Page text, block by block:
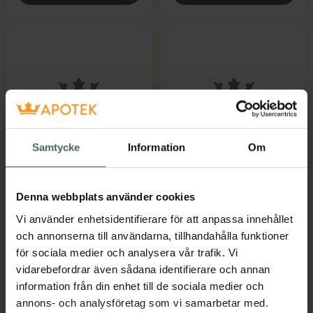
Samtycke Information Om
Denna webbplats använder cookies
Vi använder enhetsidentifierare för att anpassa innehållet
och annonserna till användarna, tillhandahålla funktioner
för sociala medier och analysera vår trafik. Vi
vidarebefordrar även sådana identifierare och annan
information från din enhet till de sociala medier och
annons- och analysföretag som vi samarbetar med.
Actimove
Professional Line
Left
Tumstöd 1 st
Pris online
429 kr
KöpActimove Professional Line Rhizo
Actimove
Professional Line
Right
Tumstöd 1 st
Pris online
429 kr
Köp Actimove